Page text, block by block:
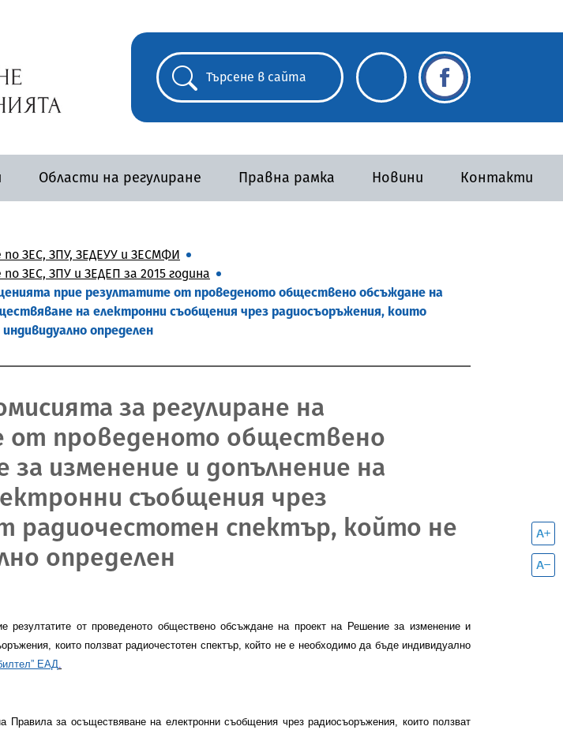
Области на регулиране Правна рамка Новини Контакти
ЗЕС, ЗПУ, ЗЕДЕУУ и ЗЕСМФИ
ЗЕС, ЗПУ и ЗЕДЕП за 2015 година
прие резултатите от проведеното обществено обсъждане на
на електронни съобщения чрез радиосъоръжения, които
определен
за регулиране на
от проведеното обществено
изменение и допълнение на
съобщения чрез
радиочестотен спектър, който не
определен
резултатите от проведеното обществено обсъждане на проект на Решение за изменение и
които ползват радиочестотен спектър, който не е необходимо да бъде индивидуално
ЕАД
за осъществяване на електронни съобщения чрез радиосъоръжения, които ползват